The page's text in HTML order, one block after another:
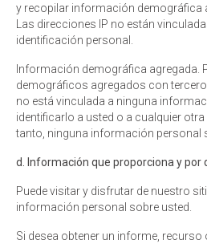
y recopilar información demográfica
Las direcciones IP no están
identificación personal.
Información demográfica
demográficos agregados con
no está vinculada a ninguna
identificarlo a usted o a cualquier
tanto, ninguna información personal
d. Información que proporciona y por
Puede visitar y disfrutar de nuestro
información personal sobre usted.
Si desea obtener un informe,